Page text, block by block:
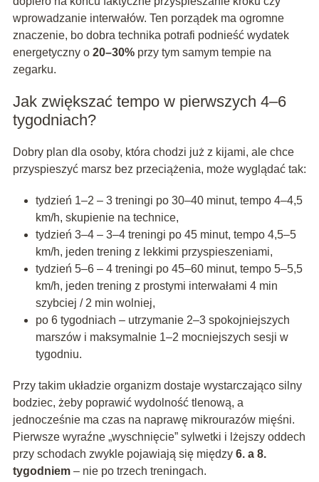
wprowadzanie interwałów. Ten porządek ma ogromne
znaczenie, bo dobra technika potrafi podnieść wydatek
energetyczny o 20–30%przy tym samym tempie na
zegarku.
Jak zwiększać tempo w pierwszych 4–6
tygodniach?
Dobry plan dla osoby, która chodzi już z kijami, ale chce
przyspieszyć marsz bez przeciążenia, może wyglądać tak:
tydzień 1–2 – 3 treningi po 30–40 minut, tempo 4–4,5
km/h, skupienie na technice,
tydzień 3–4 – 3–4 treningi po 45 minut, tempo 4,5–5
km/h, jeden trening z lekkimi przyspieszeniami,
tydzień 5–6 – 4 treningi po 45–60 minut, tempo 5–5,5
km/h, jeden trening z prostymi interwałami 4 min
szybciej / 2 min wolniej,
po 6 tygodniach – utrzymanie 2–3 spokojniejszych
marszów i maksymalnie 1–2 mocniejszych sesji w
tygodniu.
Przy takim układzie organizm dostaje wystarczająco silny
bodziec, żeby poprawić wydolność tlenową, a
jednocześnie ma czas na naprawę mikrourazów mięśni.
Pierwsze wyraźne „wyschnięcie” sylwetki i lżejszy oddech
przy schodach zwykle pojawiają się między 6. a 8.
tygodniem– nie po trzech treningach.